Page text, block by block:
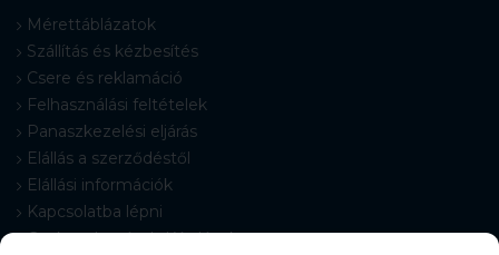
Mérettáblázatok
Szállítás és kézbesítés
Csere és reklamáció
Felhasználási feltételek
Panaszkezelési eljárás
Elállás a szerződéstől
Elállási információk
Kapcsolatba lépni
Gyakran Ismételt Kérdések